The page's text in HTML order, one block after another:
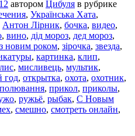
автором Цибуля в рубрике
, Українська Хата,
Антон Лірник, бочка, видео,
, вино, дід мороз, дед мороз,
з новим роком, зірочка, звезда,
, картинка, клип,
лис, мисливець, мультик,
год, открытка, охота, охотник,
полювання, прикол, приколы,
, ружьё, рыбак, С Новым
, смешно, смотреть онлайн,